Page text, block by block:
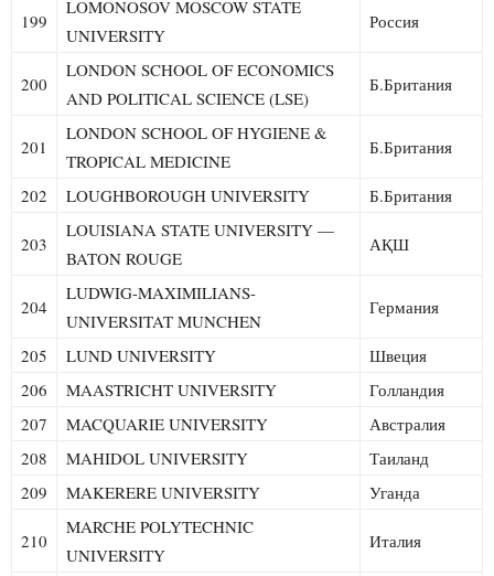
199
LOMONOSOV MOSCOW STATE
UNIVERSITY
Россия
200
LONDON SCHOOL OF ECONOMICS
AND POLITICAL SCIENCE (LSE)
Б.Британия
201
LONDON SCHOOL OF HYGIENE &
TROPICAL MEDICINE
Б.Британия
202 LOUGHBOROUGH UNIVERSITY Б.Британия
203
LOUISIANA STATE UNIVERSITY —
BATON ROUGE
АҚШ
204
LUDWIG-MAXIMILIANS-
UNIVERSITAT MUNCHEN
Германия
205 LUND UNIVERSITY
Швеция
206
MAASTRICHT UNIVERSITY
Голландия
207
MACQUARIE UNIVERSITY
Австралия
208
MAHIDOL UNIVERSITY
Таиланд
209
MAKERERE UNIVERSITY Уганда
210
MARCHE POLYTECHNIC
UNIVERSITY
Италия